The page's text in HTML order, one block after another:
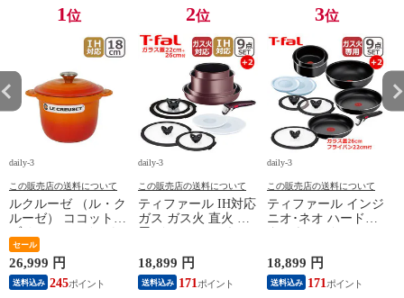
1位
daily-3
この販売店の送料について
ルクルーゼ （ル・ク
ルーゼ） ココットエ
ブリィ 18cm インナ
ーリッド付き オレン
ジ ホーロー鍋 IH対
応 直火（ガス火）対
応 Le Creuset【北海
セール
26,999 円
送料込み 245
2位
daily-3
この販売店の送料について
ティファール IH対応
ガス ガス火 直火 兼
用 インジニオ･ネオ
アンリミテッド セッ
ト9 L38591 + バタフ
ライガラスぶた
18,899 円
送料込み 171
3位
daily-3
この販売店の送料について
ティファール インジ
ニオ･ネオ ハードチ
タニウム･インテンス
点 L43891 + フライ
パン22cm + バタフラ
イガラスぶた 26cm付
18,899 円
送料込み 171